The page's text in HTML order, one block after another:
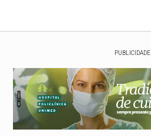
PUBLICIDADE